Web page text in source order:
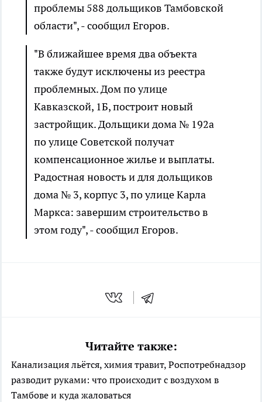
проблемы 588 дольщиков Тамбовской
области", - сообщил Егоров.
"В ближайшее время два объекта
также будут исключены из реестра
проблемных. Дом по улице
Кавказской, 1Б, построит новый
застройщик. Дольщики дома № 192а
по улице Советской получат
компенсационное жилье и выплаты.
Радостная новость и для дольщиков
дома № 3, корпус 3, по улице Карла
Маркса: завершим строительство в
этом году", - сообщил Егоров.
Читайте также:
Канализация льётся, химия травит, Роспотребнадзор
разводит руками: что происходит с воздухом в
Тамбове и куда жаловаться